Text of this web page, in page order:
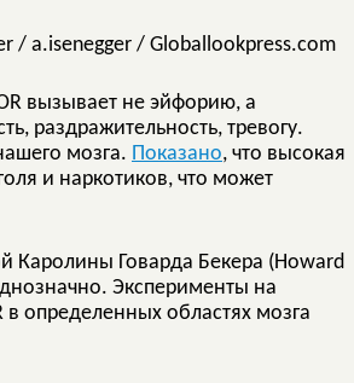
/ a.isenegger / Globallookpress.com
вызывает не эйфорию, а
раздражительность, тревогу.
мозга. Показано, что высокая
и наркотиков, что может
Каролины Говарда Бекера (Howard
Эксперименты на
определенных областях мозга